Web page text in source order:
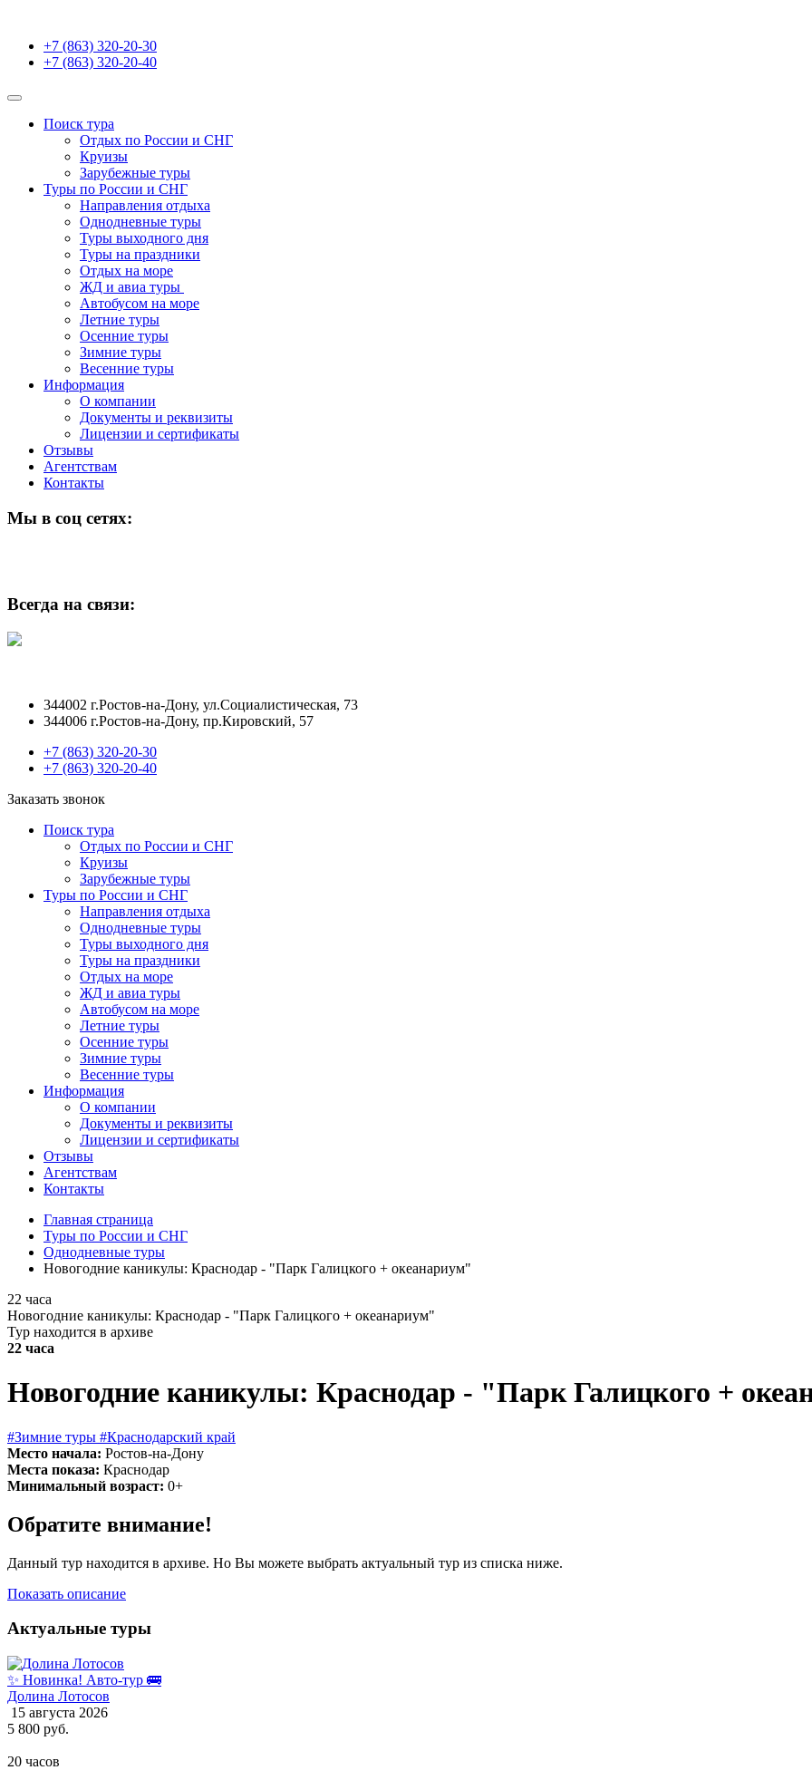
+7 (863) 320-20-30
+7 (863) 320-20-40
Поиск тура
Отдых по России и СНГ
Круизы
Зарубежные туры
Туры по России и СНГ
Направления отдыха
Однодневные туры
Туры выходного дня
Туры на праздники
Отдых на море
ЖД и авиа туры
Автобусом на море
Летние туры
Осенние туры
Зимние туры
Весенние туры
Информация
О компании
Документы и реквизиты
Лицензии и сертификаты
Отзывы
Агентствам
Контакты
Мы в соц сетях:
Всегда на связи:
344002 г.Ростов-на-Дону, ул.Социалистическая, 73
344006 г.Ростов-на-Дону, пр.Кировский, 57
+7 (863) 320-20-30
+7 (863) 320-20-40
Заказать звонок
Поиск тура
Отдых по России и СНГ
Круизы
Зарубежные туры
Туры по России и СНГ
Направления отдыха
Однодневные туры
Туры выходного дня
Туры на праздники
Отдых на море
ЖД и авиа туры
Автобусом на море
Летние туры
Осенние туры
Зимние туры
Весенние туры
Информация
О компании
Документы и реквизиты
Лицензии и сертификаты
Отзывы
Агентствам
Контакты
Главная страница
Туры по России и СНГ
Однодневные туры
Новогодние каникулы: Краснодар - "Парк Галицкого + океанариум"
22 часа
Новогодние каникулы: Краснодар - "Парк Галицкого + океанариум"
Тур находится в архиве
22 часа
Новогодние каникулы: Краснодар - "Парк Галицкого +
#Зимние туры #Краснодарский край
Место начала: Ростов-на-Дону
Места показа: Краснодар
Минимальный возраст: 0+
Обратите внимание!
Данный тур находится в архиве. Но Вы можете выбрать актуальный тур из списка ниже.
Показать описание
Актуальные туры
✨ Новинка! Авто-тур 🚌
Долина Лотосов
15 августа 2026
5 800 руб.
20 часов